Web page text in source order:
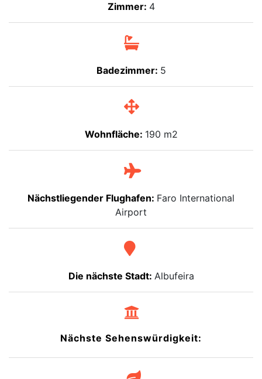
Zimmer: 4
Badezimmer: 5
Wohnfläche: 190 m2
Nächstliegender Flughafen: Faro International
Airport
Die nächste Stadt: Albufeira
Nächste Sehenswürdigkeit: